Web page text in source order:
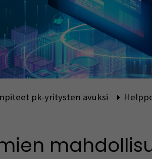
pk-yritysten avuksi